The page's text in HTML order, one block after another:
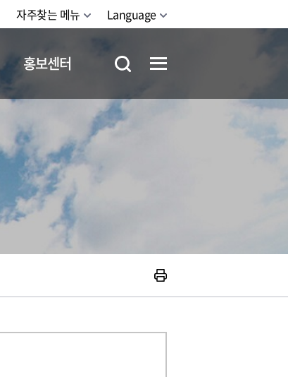
자주찾는 메뉴 Language
홍보센터